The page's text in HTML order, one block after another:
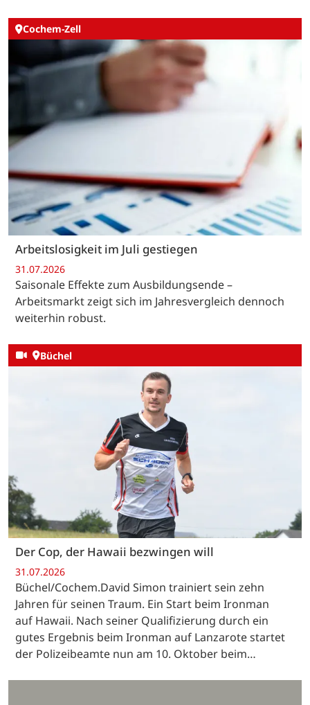
Cochem-Zell
Arbeitslosigkeit im Juli gestiegen
31.07.2026
Saisonale Effekte zum Ausbildungsende –
Arbeitsmarkt zeigt sich im Jahresvergleich dennoch
weiterhin robust.
Büchel
Der Cop, der Hawaii bezwingen will
31.07.2026
Büchel/Cochem.David Simon trainiert sein zehn
Jahren für seinen Traum. Ein Start beim Ironman
auf Hawaii. Nach seiner Qualifizierung durch ein
gutes Ergebnis beim Ironman auf Lanzarote startet
der Polizeibeamte nun am 10. Oktober beim…